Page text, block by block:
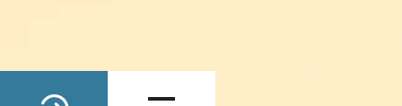
2025.07.30 事務連絡